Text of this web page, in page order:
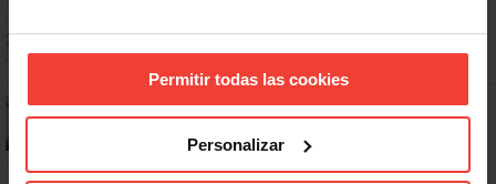
Permitir todas las cookies
Personalizar
¿Puedo viajar estando de baja?